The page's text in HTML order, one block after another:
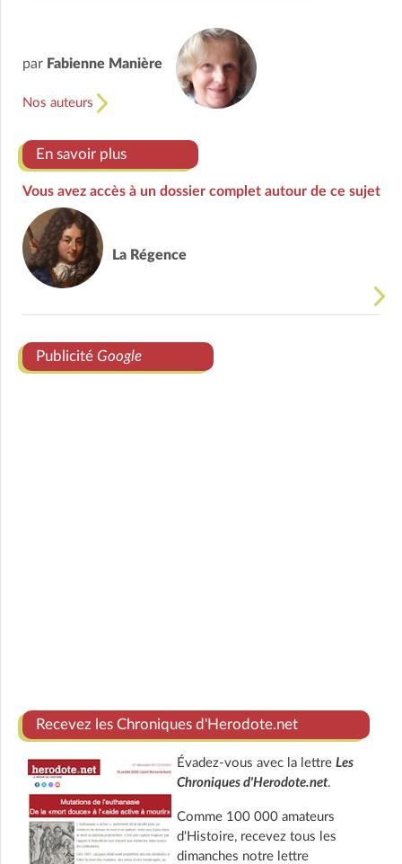
par Fabienne Manière
Nos auteurs
En savoir plus
Vous avez accès à un dossier complet autour de ce sujet
La Régence
Publicité Google
Recevez les Chroniques d'Herodote.net
Évadez-vous avec la lettre Les
Chroniques d'Herodote.net.
Comme 100 000 amateurs
d'Histoire, recevez tous les
dimanches notre lettre